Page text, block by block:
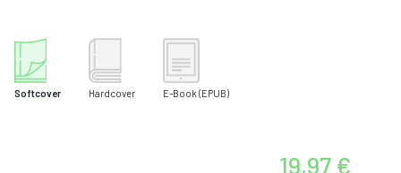
Softcover Hardcover E-Book (EPUB)
19,97 €